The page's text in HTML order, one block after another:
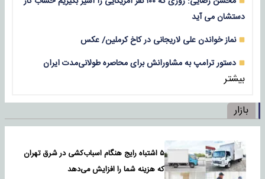
دستشان می آید
نماز خواندن علی لاریجانی در کاخ کرملین/ عکس
دستور ترامپ به مشاورانش برای محاصره طولانی‌مدت ایران
بیشتر
بازار
۵ اشتباه رایج هنگام اسباب‌کشی در شرق تهران
که هزینه شما را افزایش می‌دهد